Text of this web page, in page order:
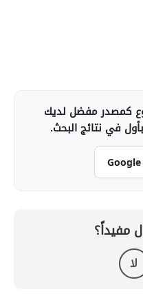
كمصدر مفضل لديك
في نتائج البحث.
مفيداً؟
لا